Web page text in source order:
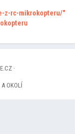
z-rc-mikrokopteru/"
·
OKOLÍ